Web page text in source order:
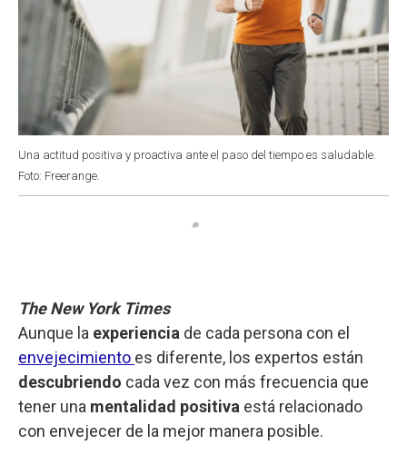
Una actitud positiva y proactiva ante el paso del tiempo es saludable.
Foto: Freerange.
The New York Times
Aunque la experiencia de cada persona con el
envejecimiento es diferente, los expertos están
descubriendo cada vez con más frecuencia que
tener una mentalidad positiva está relacionado
con envejecer de la mejor manera posible.